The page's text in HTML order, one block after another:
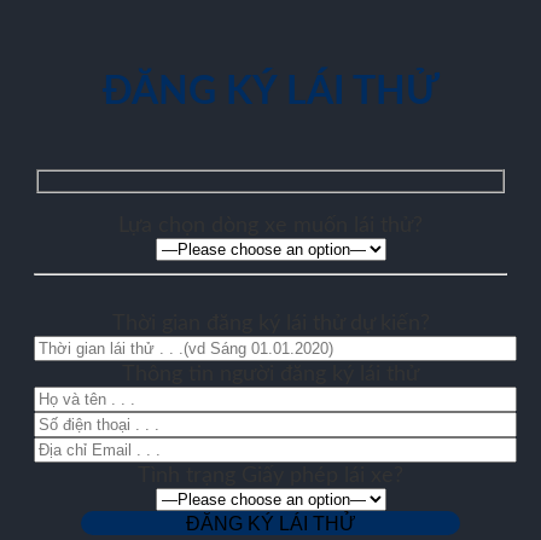
ĐĂNG KÝ LÁI THỬ